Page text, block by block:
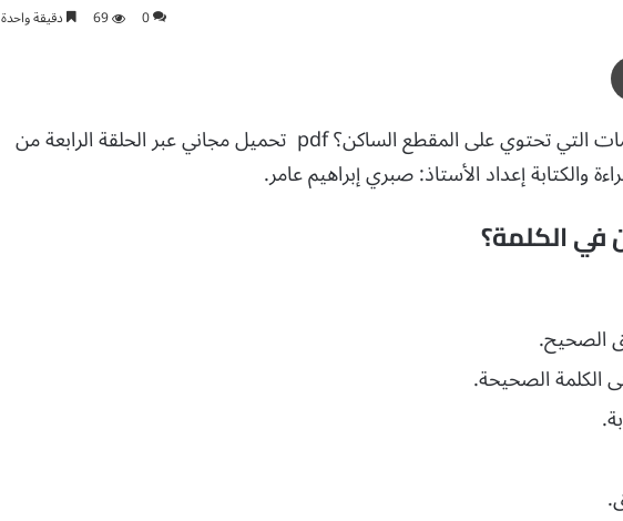
0
69 دقيقة واحدة
المقطع الساكن: كيف نقرأ الكلمات التي تحتوي على المقطع الساكن؟ pdf تحميل مجاني عبر الحلقة الرابعة من
إعداد الأستاذ: صبري إبراهيم عامر.
الكلمة؟
الصحيح.
الكلمة الصحيحة.